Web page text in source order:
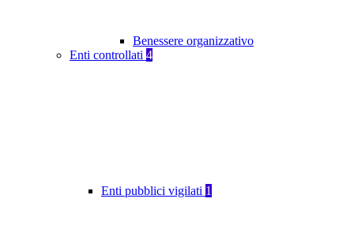
Benessere organizzativo
Enti controllati 4
Enti pubblici vigilati 1